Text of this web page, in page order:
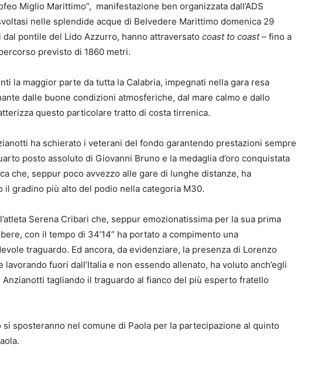
Miglio Marittimo”, manifestazione ben organizzata dall’ADS
nelle splendide acque di Belvedere Marittimo domenica 29
pontile del Lido Azzurro, hanno attraversato coast to coast– fino a
previsto di 1860 metri.
la maggior parte da tutta la Calabria, impegnati nella gara resa
dalle buone condizioni atmosferiche, dal mare calmo e dallo
questo particolare tratto di costa tirrenica.
ha schierato i veterani del fondo garantendo prestazioni sempre
posto assoluto di Giovanni Bruno e la medaglia d’oro conquistata
che, seppur poco avvezzo alle gare di lunghe distanze, ha
il gradino più alto del podio nella categoria M30.
Serena Cribari che, seppur emozionatissima per la sua prima
con il tempo di 34’14” ha portato a compimento una
traguardo. Ed ancora, da evidenziare, la presenza di Lorenzo
fuori dall’Italia e non essendo allenato, ha voluto anch’egli
tagliando il traguardo al fianco del più esperto fratello
sposteranno nel comune di Paola per la partecipazione al quinto